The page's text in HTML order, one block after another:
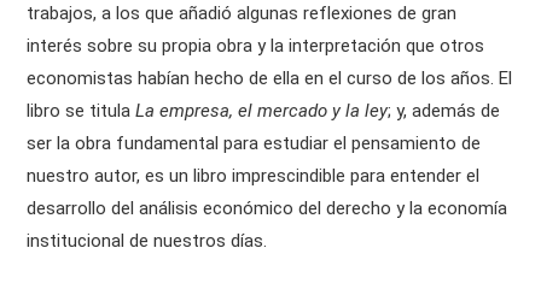
trabajos, a los que añadió algunas reflexiones de gran
interés sobre su propia obra y la interpretación que otros
economistas habían hecho de ella en el curso de los años. El
libro se titulaLa empresa, el mercado y la ley; y, además de
ser la obra fundamental para estudiar el pensamiento de
nuestro autor, es un libro imprescindible para entender el
desarrollo del análisis económico del derecho y la economía
institucional de nuestros días.